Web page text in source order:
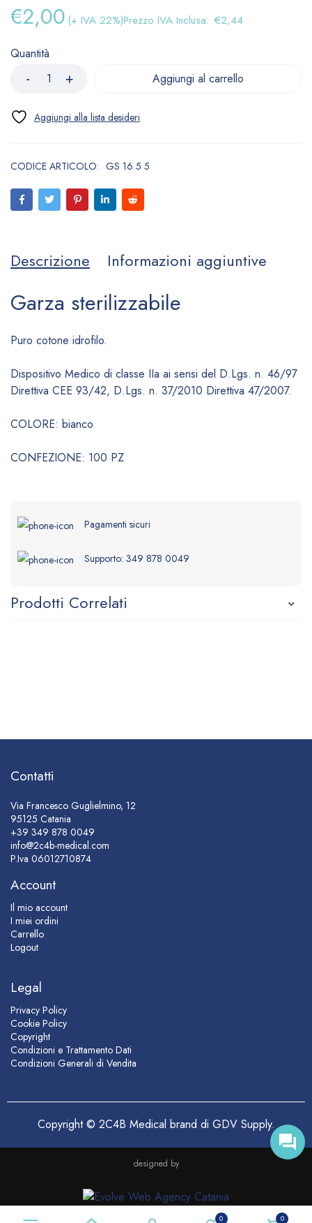
0 0
€2,00 (+ IVA 22%)Prezzo IVA Inclusa: €2,44
Quantità
Aggiungi al carrello
CODICE ARTICOLO: GS 16 5 5
Descrizione Informazioni aggiuntive
Garza sterilizzabile
Puro cotone idrofilo.
Dispositivo Medico di classe IIa ai sensi del D.Lgs. n. 46/97
Direttiva CEE 93/42, D.Lgs. n. 37/2010 Direttiva 47/2007.
COLORE: bianco
CONFEZIONE: 100 PZ
Pagamenti sicuri
Supporto: 349 878 0049
Prodotti Correlati
Contatti
Via Francesco Guglielmino, 12
95125 Catania
+39 349 878 0049
info@2c4b-medical.com
P.Iva 06012710874
Account
Il mio account
I miei ordini
Carrello
Logout
Legal
Privacy Policy
Cookie Policy
Copyright
Condizioni e Trattamento Dati
Condizioni Generali di Vendita
Copyright © 2C4B Medical brand di GDV Supply.
designed by